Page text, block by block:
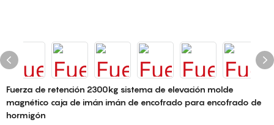
Fuerza de retención 2300kg sistema de elevación molde
magnético caja de imán imán de encofrado para encofrado de
hormigón